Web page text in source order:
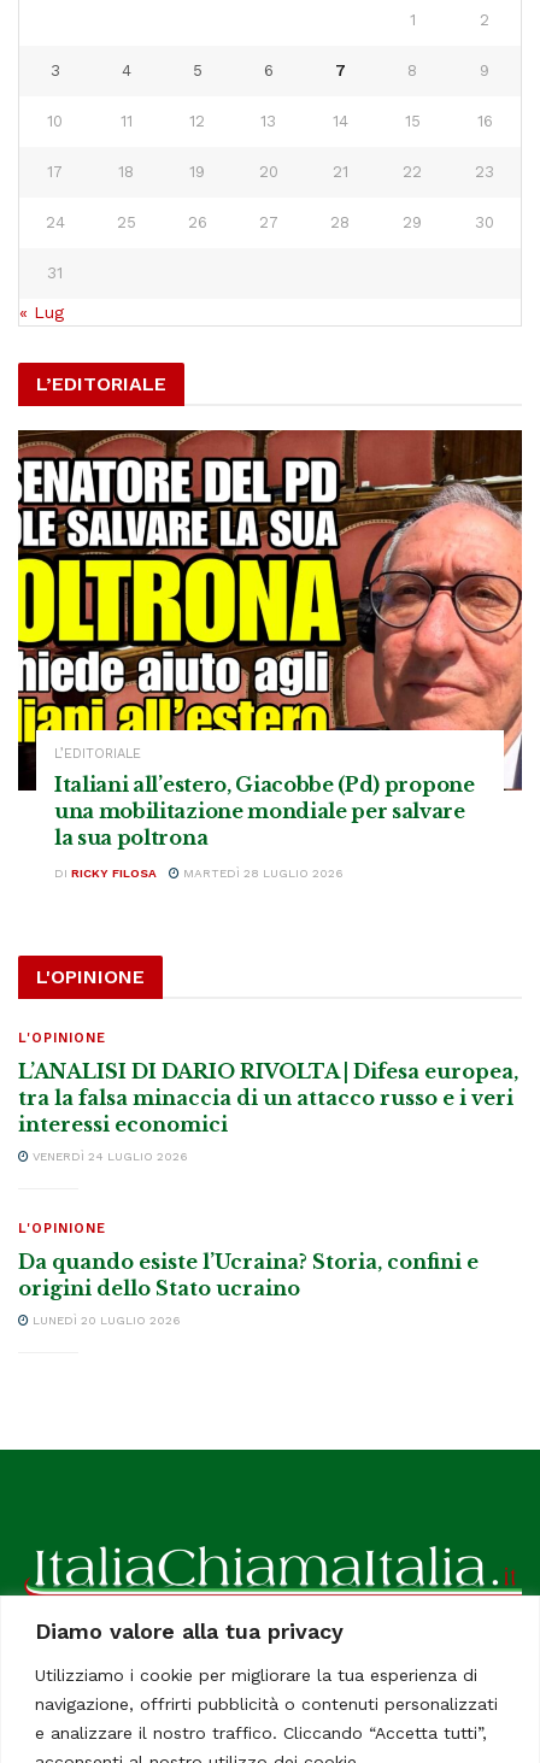
Diamo valore alla tua privacy
Utilizziamo i cookie per migliorare la tua esperienza di
navigazione, offrirti pubblicità o contenuti personalizzati
e analizzare il nostro traffico. Cliccando “Accetta tutti”,
1 2
3 4 5 6 7 8 9
10 11 12 13 14 15 16
17 18 19 20 21 22 23
24 25 26 27 28 29 30
31
« Lug
L’EDITORIALE
L’EDITORIALE
Italiani all’estero, Giacobbe (Pd) propone
una mobilitazione mondiale per salvare
la sua poltrona
DI RICKY FILOSA MARTEDÌ 28 LUGLIO 2026
L'OPINIONE
L'OPINIONE
L’ANALISI DI DARIO RIVOLTA | Difesa europea,
tra la falsa minaccia di un attacco russo e i veri
interessi economici
VENERDÌ 24 LUGLIO 2026
L'OPINIONE
Da quando esiste l’Ucraina? Storia, confini e
origini dello Stato ucraino
LUNEDÌ 20 LUGLIO 2026
ItaliaChiamaItalia, il TUO quotidiano online preferito.
Dedicato in particolare a tutti gli italiani residenti all'estero.
Tutti i diritti sono riservati. Quotidiano online indipendente